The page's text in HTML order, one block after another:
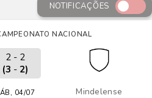
NOTIFICAÇÕES
NACIONAL
Mindelense
2 - 2
(3 - 2)
04/07